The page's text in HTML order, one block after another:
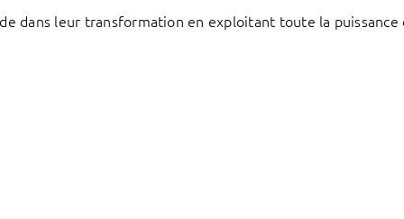
dans leur transformation en exploitant toute la